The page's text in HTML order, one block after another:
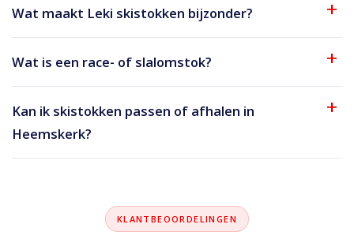
Wat maakt Leki skistokken bijzonder?
Wat is een race- of slalomstok?
Kan ik skistokken passen of afhalen in
Heemskerk?
KLANTBEOORDELINGEN